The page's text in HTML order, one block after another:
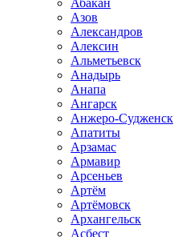
Абакан
Азов
Александров
Алексин
Альметьевск
Анадырь
Анапа
Ангарск
Анжеро-Судженск
Апатиты
Арзамас
Армавир
Арсеньев
Артём
Артёмовск
Архангельск
Асбест